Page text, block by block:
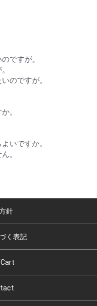
ですが。
のですが。
。
いですか。
。
針
く表記